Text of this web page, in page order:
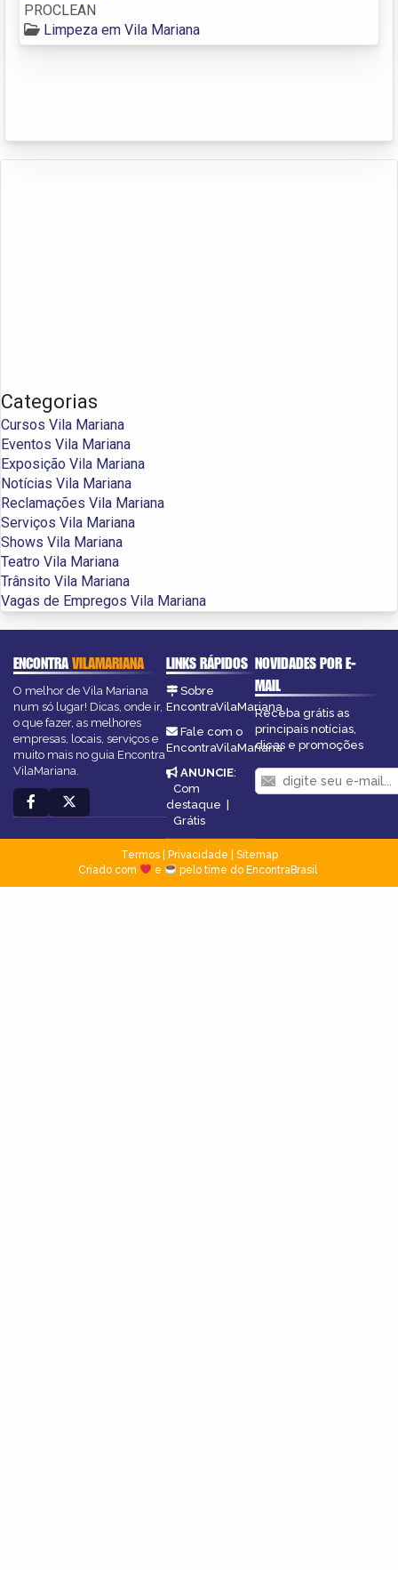
PROCLEAN
Limpeza em Vila Mariana
Categorias
Cursos Vila Mariana
Eventos Vila Mariana
Exposição Vila Mariana
Notícias Vila Mariana
Reclamações Vila Mariana
Serviços Vila Mariana
Shows Vila Mariana
Teatro Vila Mariana
Trânsito Vila Mariana
Vagas de Empregos Vila Mariana
ENCONTRAVILAMARIANA
O melhor de Vila Mariana
num só lugar! Dicas, onde ir,
o que fazer, as melhores
empresas, locais, serviços e
muito mais no guia Encontra
VilaMariana.
LINKS RÁPIDOS
Sobre
EncontraVilaMariana
Fale com o
EncontraVilaMariana
ANUNCIE:
Com
destaque |
Grátis
NOVIDADES POR E-
MAIL
Receba grátis as
principais notícias,
dicas e promoções
Termos| Privacidade
Sitemap
Criado com
e pelo time do EncontraBrasil